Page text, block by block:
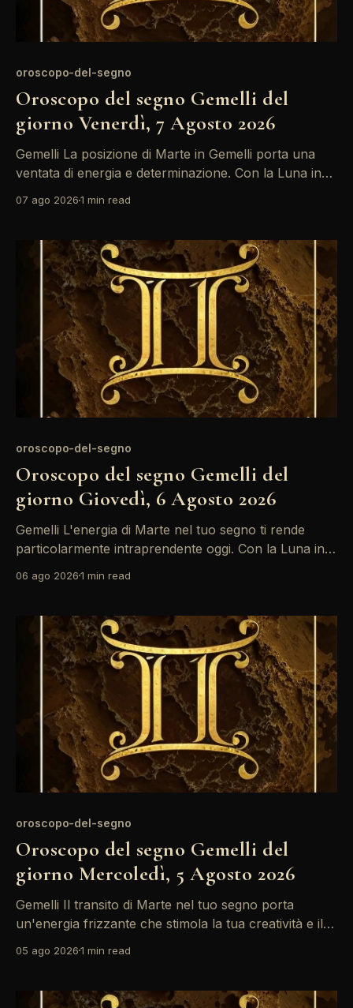
oroscopo-del-segno
Oroscopo del segno Gemelli del
giorno Venerdì, 7 Agosto 2026
Gemelli La posizione di Marte in Gemelli porta una
ventata di energia e determinazione. Con la Luna in
del solito, specialmente nelle relazioni. È un momento
giornata si prospetta intensa e piena di
07 ago 20261 min read
oroscopo-del-segno
Oroscopo del segno Gemelli del
giorno Giovedì, 6 Agosto 2026
Gemelli L'energia di Marte nel tuo segno ti rende
particolarmente intraprendente oggi. Con la Luna in
la comunicazione sarà chiara e efficace. Approfitta di
sicurezza e determinazione. La giornata si presenta
ricca
06 ago 20261 min read
oroscopo-del-segno
Oroscopo del segno Gemelli del
giorno Mercoledì, 5 Agosto 2026
Gemelli Il transito di Marte nel tuo segno porta
un'energia frizzante che stimola la tua creatività e il
potresti sentirti attratto da nuove esperienze, ma fai
quotidiane. La giornata si presenta ricca di
05 ago 20261 min read